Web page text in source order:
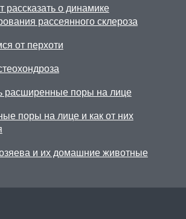
рассказать о динамике
рассеянного склероза
от перхоти
расширенные поры на лице
поры на лице и как от них
и их домашние животные